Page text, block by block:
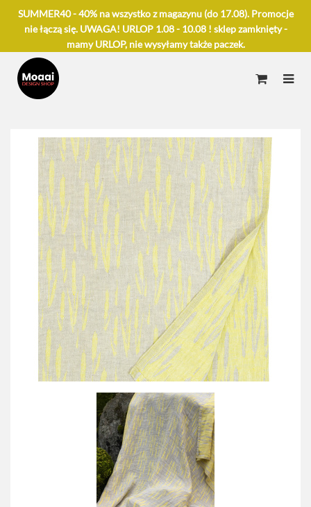
SUMMER40 - 40% na wszystko z magazynu (do 17.08). Promocje
nie łączą się. UWAGA! URLOP 1.08 - 10.08 ! sklep zamknięty -
mamy URLOP, nie wysyłamy także paczek.